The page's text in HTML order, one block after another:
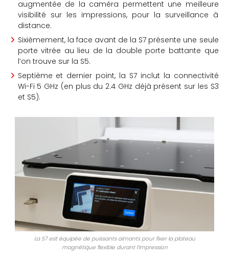
augmentée de la caméra permettent une meilleure
visibilité sur les impressions, pour la surveillance à
distance.
Sixièmement, la face avant de la S7 présente une seule
porte vitrée au lieu de la double porte battante que
l’on trouve sur la S5.
Septième et dernier point, la S7 inclut la connectivité
Wi-Fi 5 GHz (en plus du 2.4 GHz déjà présent sur les S3
et S5).
La S7 est équipée de puissants aimants pour fixer la plateau
magnétique flexible durant l’impression